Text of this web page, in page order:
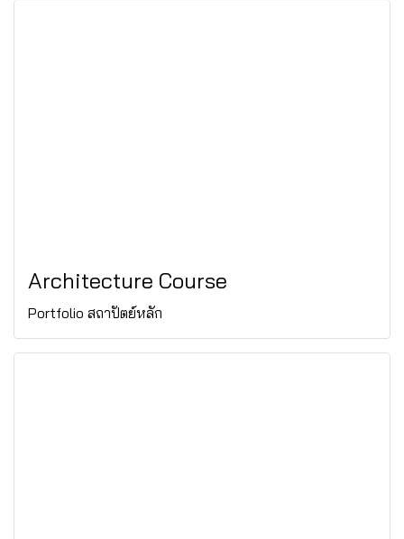
Architecture Course
Portfolio สถาปัตย์หลัก